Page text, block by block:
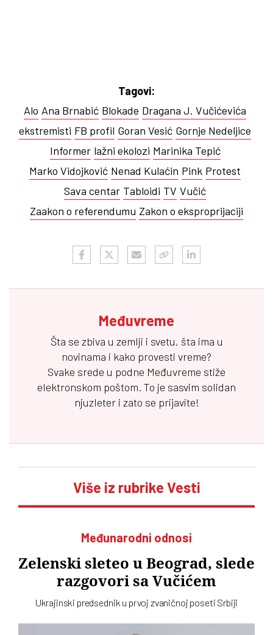
Tagovi:
Alo Ana Brnabić Blokade Dragana J. Vučićevića
ekstremisti FB profil Goran Vesić Gornje Nedeljice
Informer lažni ekolozi Marinika Tepić
Marko Vidojković Nenad Kulaćin Pink Protest
Sava centar Tabloidi TV Vučić
Zaakon o referendumu Zakon o eksproprijaciji
Međuvreme
Šta se zbiva u zemlji i svetu, šta ima u
novinama i kako provesti vreme?
Svake srede u podne Međuvreme stiže
elektronskom poštom. To je sasvim solidan
njuzleter i zato se prijavite!
Više iz rubrike Vesti
Međunarodni odnosi
Zelenski sleteo u Beograd, slede
razgovori sa Vučićem
Ukrajinski predsednik u prvoj zvaničnoj poseti Srbiji